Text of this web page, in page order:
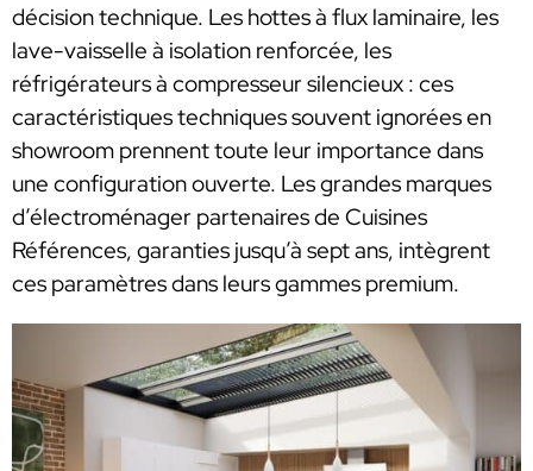
décision technique. Les hottes à flux laminaire, les
lave-vaisselle à isolation renforcée, les
réfrigérateurs à compresseur silencieux : ces
caractéristiques techniques souvent ignorées en
showroom prennent toute leur importance dans
une configuration ouverte. Les grandes marques
d’électroménager partenaires de Cuisines
Références, garanties jusqu’à sept ans, intègrent
ces paramètres dans leurs gammes premium.